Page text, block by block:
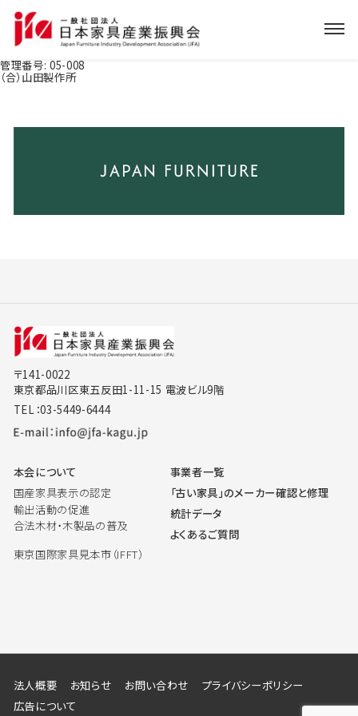
管理番号: 05-008
（合）山田製作所
〒141-0022
東京都品川区東五反田1-11-15 電波ビル9階
TEL：03-5449-6444
本会について
国産家具表示の認定
輸出活動の促進
合法木材・木製品の普及
東京国際家具見本市（IFFT）
事業者一覧
「古い家具」のメーカー確認と修理
統計データ
よくあるご質問
法人概要 お知らせ お問い合わせ
プライバシーポリシー
広告について